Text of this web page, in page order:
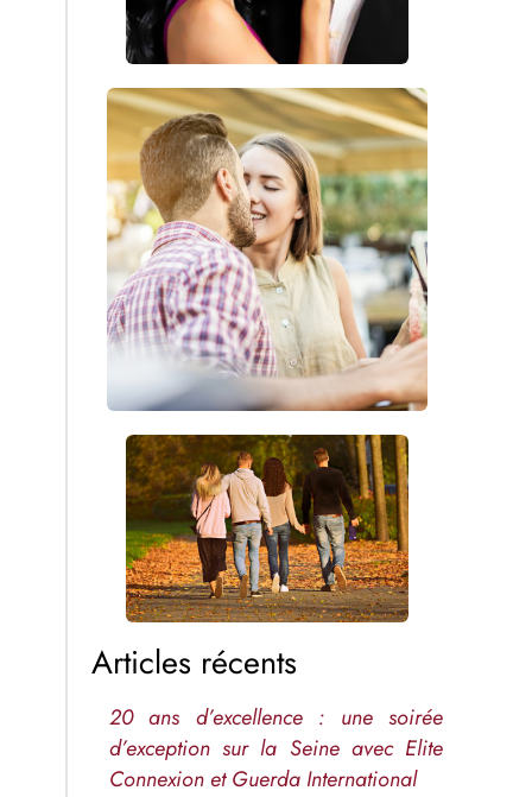
Articles récents
20 ans d’excellence : une soirée
d’exception sur la Seine avec Elite
Connexion et Guerda International